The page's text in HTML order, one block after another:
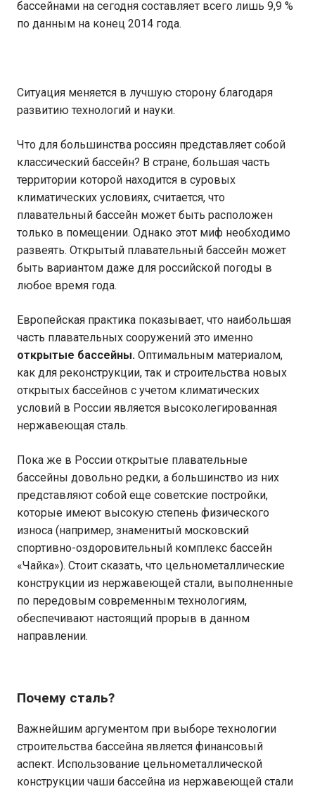
бассейнами на сегодня составляет всего лишь 9,9 %
по данным на конец 2014 года.
Ситуация меняется в лучшую сторону благодаря
развитию технологий и науки.
Что для большинства россиян представляет собой
классический бассейн? В стране, большая часть
территории которой находится в суровых
климатических условиях, считается, что
плавательный бассейн может быть расположен
только в помещении. Однако этот миф необходимо
развеять. Открытый плавательный бассейн может
быть вариантом даже для российской погоды в
любое время года.
Европейская практика показывает, что наибольшая
часть плавательных сооружений это именно
открытые бассейны. Оптимальным материалом,
как для реконструкции, так и строительства новых
открытых бассейнов с учетом климатических
условий в России является высоколегированная
нержавеющая сталь.
Пока же в России открытые плавательные
бассейны довольно редки, а большинство из них
представляют собой еще советские постройки,
которые имеют высокую степень физического
износа (например, знаменитый московский
спортивно-оздоровительный комплекс бассейн
«Чайка»). Стоит сказать, что цельнометаллические
конструкции из нержавеющей стали, выполненные
по передовым современным технологиям,
обеспечивают настоящий прорыв в данном
направлении.
Почему сталь?
Важнейшим аргументом при выборе технологии
строительства бассейна является финансовый
аспект. Использование цельнометаллической
конструкции чаши бассейна из нержавеющей стали